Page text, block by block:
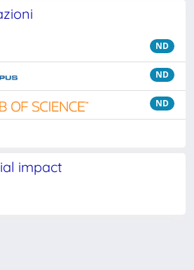
ND
ND
ND
impact